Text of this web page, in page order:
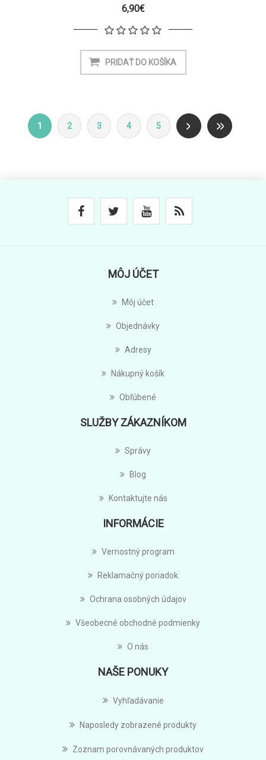
6,90€
1 2 3 4 5
MÔJ ÚČET
Môj účet
Objednávky
Adresy
Nákupný košík
Obľúbené
SLUŽBY ZÁKAZNÍKOM
Správy
Blog
Kontaktujte nás
INFORMÁCIE
Vernostný program
Reklamačný poriadok
Ochrana osobných údajov
Všeobecné obchodné podmienky
O nás
NAŠE PONUKY
Vyhľadávanie
Naposledy zobrazené produkty
Zoznam porovnávaných produktov